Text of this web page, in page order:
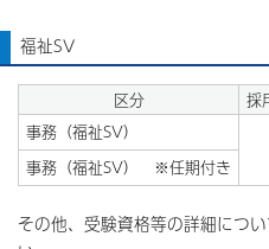
福祉SV
区分 採
事務（福祉SV）
事務（福祉SV） ※任期付き
その他、受験資格等の詳細につ